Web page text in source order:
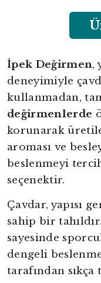
İpek Değirmen,
deneyimiyle
kullanmadan,
değirmenlerde
korunarak
aroması ve
beslenmeyi
seçenektir.
Çavdar, yapısı
sahip bir
sayesinde
dengeli
tarafından